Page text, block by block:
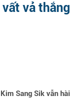
vả thắng
Sang Sik vẫn hài